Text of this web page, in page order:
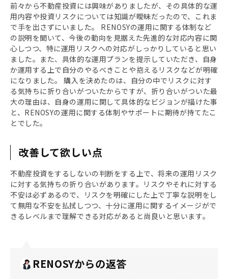
前々から不動産投資には興味がありましたが、その具体的な運
用内容や投資リスクについては知識が曖昧だったので、これま
で手を出さずにいました。 RENOSYの運用に関する体制など
の説明を聞いて、今後の動向を見据えた先進的な対応内容に関
心しつつ、特に運用リスクへの対応がしっかりしていると思い
ました。また、具体的な運用プランを提示していただき、自身
か運用する上で自分のやるべきことや抱えるリスクなどが明確
になりました。 購入を決めたのは、自分の中でリスクに対す
る気持ちに折り合いがついたからですが、折り合いがついた最
大の理由は、自身の運用に関して具体的なビジョンが描けた事
と、RENOSYの運用に関する体制やサポートに期待が持てたこ
とでした。
改善して欲しい点
不動産投資をするしないの判断をする上で、将来の運用リスク
に対する気持ちの折り合いがあります。リスクやそれに対する
不安は必ずあるので、リスクを明確にした上で丁寧な説明をし
て無用な不安を払拭しつつ、十分に運用に関するイメージがで
きるレベルまで理解できる対応があると尚良いと思います。
RENOSYからの返答